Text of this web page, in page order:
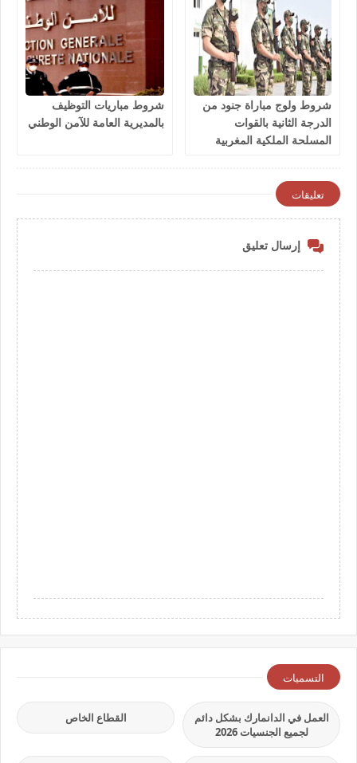
شروط ولوج مباراة جنود من
الدرجة الثانية بالقوات
المسلحة الملكية المغربية
شروط مباريات التوظيف
بالمديرية العامة للآمن الوطني
تعليقات
إرسال تعليق
التسميات
العمل في الدانمارك بشكل دائم
لجميع الجنسيات 2026
القطاع الخاص